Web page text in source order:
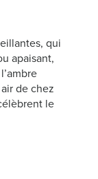
qui
apaisant,
de chez
le